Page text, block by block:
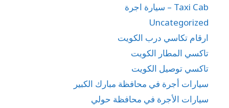
Taxi Cab – سيارة اجرة
Uncategorized
ارقام تكاسي درب الكويت
تاكسي المطار الكويت
تاكسي توصيل الكويت
سيارات أجرة في محافظة مبارك الكبير
سيارات الأجرة في محافظة حولي